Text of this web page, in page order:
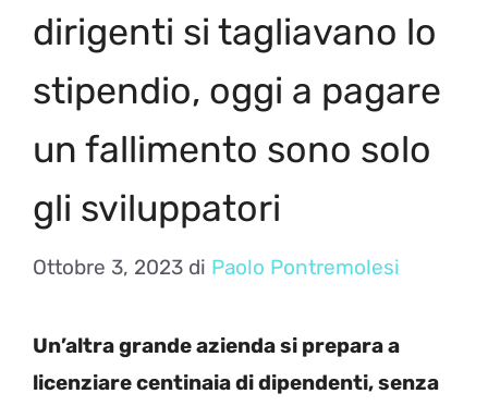
dirigenti si tagliavano lo
stipendio, oggi a pagare
un fallimento sono solo
gli sviluppatori
Ottobre 3, 2023 di Paolo Pontremolesi
Un’altra grande azienda si prepara a
licenziare centinaia di dipendenti, senza